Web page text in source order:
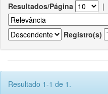
Resultados/Página |
Registro(s)
Resultado 1-1 de 1.